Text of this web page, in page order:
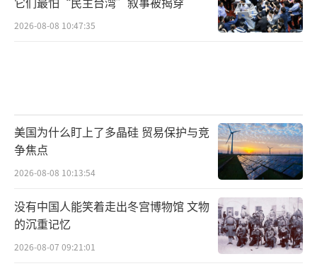
2026-08-08 10:47:35
美国为什么盯上了多晶硅 贸易保护与竞
争焦点
2026-08-08 10:13:54
没有中国人能笑着走出冬宫博物馆 文物
的沉重记忆
2026-08-07 09:21:01